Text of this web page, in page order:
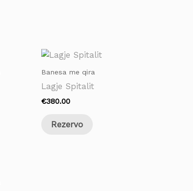
Banesa me qira
Lagje Spitalit
€380.00
Rezervo